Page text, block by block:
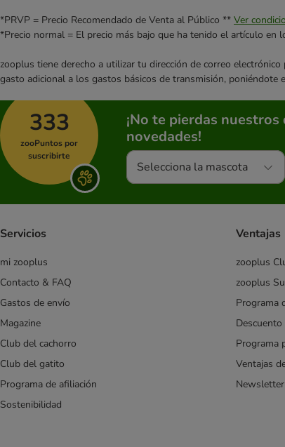
*PRVP = Precio Recomendado de Venta al Público ** Ver
*Precio normal = El precio más bajo que ha tenido el artículo en
zooplus tiene derecho a utilizar tu dirección de correo
gasto adicional a los gastos básicos de transmisión,
333
zooPuntos por
suscribirte
¡No te pierdas
novedades!
Selecciona la mascota
Servicios
mi zooplus
Contacto & FAQ
Gastos de envío
Magazine
Club del cachorro
Club del gatito
Programa de afiliación
Sostenibilidad
Ventajas
zooplus
zooplus
Programa
Programa
Ventajas
Newsletter